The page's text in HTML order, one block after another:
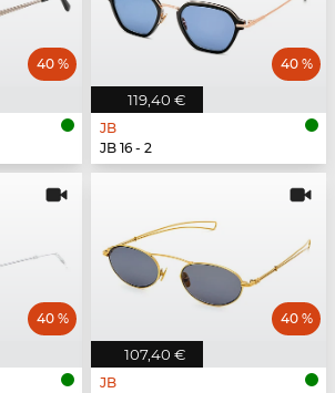
40 %
119,40 €
40 %
JB
JB 16 - 2
40 %
107,40 €
40 %
JB